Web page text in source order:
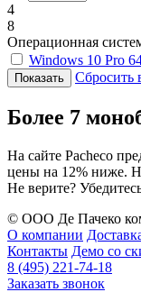
4
8
Операционная
Windows 10 Pro
Сбросить
Более 7
На сайте Pacheco
цены на 12% ниже.
Не верите?
© ООО Де Пачеко
О компании
Контакты Демо со
8 (495) 221-74-18
Заказать звонок